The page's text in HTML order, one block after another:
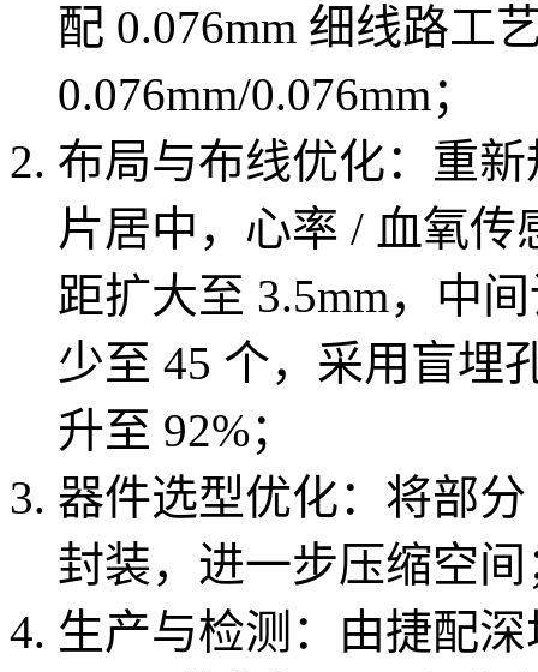
配 0.076mm 细线路工
0.076mm/0.076mm；
布局与布线优化：重
片居中，心率 / 血氧
距扩大至 3.5mm，中
少至 45 个，采用盲埋
升至 92%；
器件选型优化：将部
封装，进一步压缩空间
生产与检测：由捷配